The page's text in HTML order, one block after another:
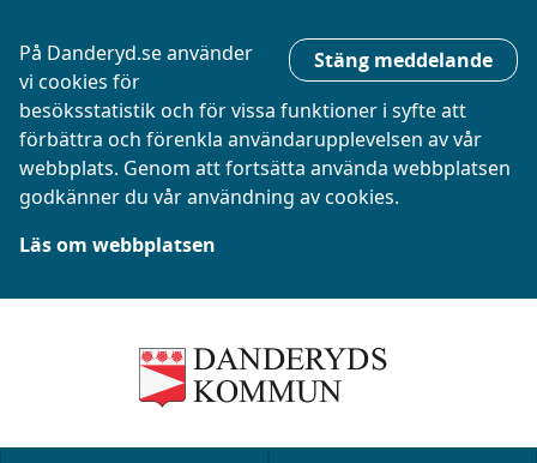
Stäng meddelande
På Danderyd.se använder
vi cookies för
besöksstatistik och för vissa funktioner i syfte att
förbättra och förenkla användarupplevelsen av vår
webbplats. Genom att fortsätta använda webbplatsen
godkänner du vår användning av cookies.
Läs om webbplatsen